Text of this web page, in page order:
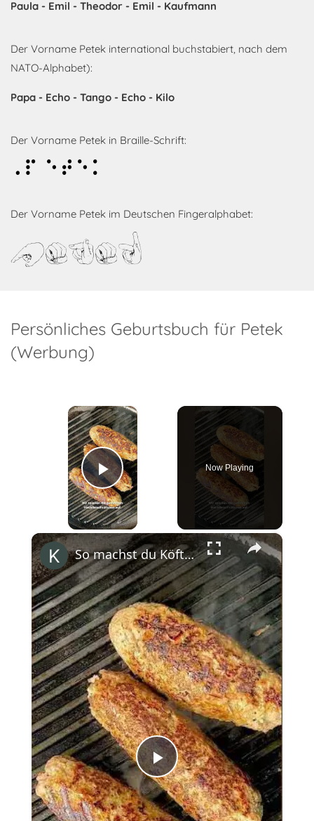
Paula - Emil - Theodor - Emil - Kaufmann
Der Vorname Petek international buchstabiert, nach dem
NATO-Alphabet):
Papa - Echo - Tango - Echo - Kilo
Der Vorname Petek in Braille-Schrift:
Petek
Der Vorname Petek im Deutschen Fingeralphabet:
Petek
Persönliches Geburtsbuch für Petek
(Werbung)
×
Play Video
Now Playing
×
Play
So machst du Köfte! #shorts